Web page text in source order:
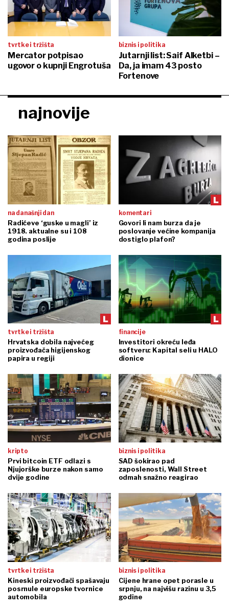
tvrtke i tržišta
Mercator potpisao
ugovor o kupnji Engrotuša
biznis i politika
Jutarnji list: Saif Alketbi –
Da, ja imam 43 posto
Fortenove
najnovije
na današnji dan
Radićeve ‘guske u magli’ iz
1918. aktualne su i 108
godina poslije
komentari
Govori li nam burza da je
poslovanje većine kompanija
dostiglo plafon?
tvrtke i tržišta
Hrvatska dobila najvećeg
proizvođača higijenskog
papira u regiji
financije
Investitori okreću leđa
softveru: Kapital seli u HALO
dionice
kripto
Prvi bitcoin ETF odlazi s
Njujorške burze nakon samo
dvije godine
biznis i politika
SAD šokirao pad
zaposlenosti, Wall Street
odmah snažno reagirao
tvrtke i tržišta
Kineski proizvođači spašavaju
posrnule europske tvornice
automobila
biznis i politika
Cijene hrane opet porasle u
srpnju, na najvišu razinu u 3,5
godine